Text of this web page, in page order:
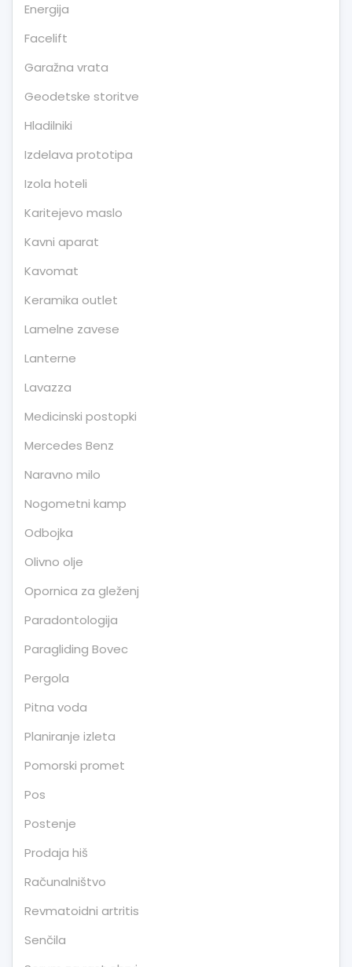
Energija
Facelift
Garažna vrata
Geodetske storitve
Hladilniki
Izdelava prototipa
Izola hoteli
Karitejevo maslo
Kavni aparat
Kavomat
Keramika outlet
Lamelne zavese
Lanterne
Lavazza
Medicinski postopki
Mercedes Benz
Naravno milo
Nogometni kamp
Odbojka
Olivno olje
Opornica za gleženj
Paradontologija
Paragliding Bovec
Pergola
Pitna voda
Planiranje izleta
Pomorski promet
Pos
Postenje
Prodaja hiš
Računalništvo
Revmatoidni artritis
Senčila